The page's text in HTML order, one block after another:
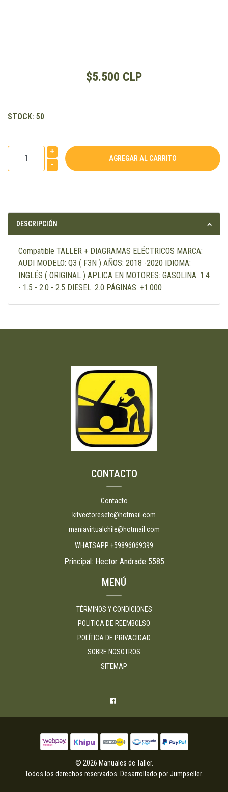
$5.500 CLP
STOCK: 50
+
-
DESCRIPCIÓN
Compatible TALLER + DIAGRAMAS ELÉCTRICOS MARCA:
AUDI MODELO: Q3 ( F3N ) AÑOS: 2018 -2020 IDIOMA:
INGLÉS ( ORIGINAL ) APLICA EN MOTORES: GASOLINA: 1.4
- 1.5 - 2.0 - 2.5 DIESEL: 2.0 PÁGINAS: +1.000
CONTACTO
Contacto
kitvectoresetc@hotmail.com
maniavirtualchile@hotmail.com
WHATSAPP +59896069399
Principal: Hector Andrade 5585
MENÚ
TÉRMINOS Y CONDICIONES
POLITICA DE REEMBOLSO
POLÍTICA DE PRIVACIDAD
SOBRE NOSOTROS
SITEMAP
© 2026 Manuales de Taller.
Todos los derechos reservados. Desarrollado por Jumpseller.